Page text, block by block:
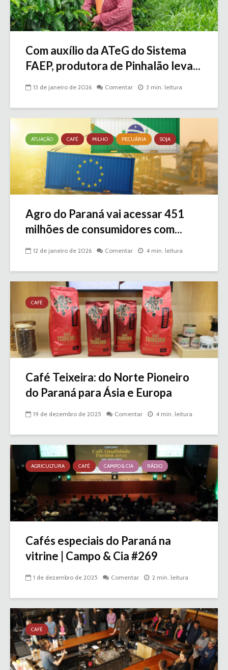
Com auxílio da ATeG do Sistema
FAEP, produtora de Pinhalão leva...
13 de janeiro de 2026 Comentar 3 min. leitura
ATUAÇÃO CAFÉ MILHO PECUÁRIA SOJA
Agro do Paraná vai acessar 451
milhões de consumidores com...
12 de janeiro de 2026 Comentar 4 min. leitura
CAFÉ
Café Teixeira: do Norte Pioneiro
do Paraná para Ásia e Europa
19 de dezembro de 2025 Comentar 4 min. leitura
AGRICULTURA CAFÉ CAMPO & CIA RÁDIO
Cafés especiais do Paraná na
vitrine | Campo & Cia #269
1 de dezembro de 2025 Comentar 2 min. leitura
CAFÉ